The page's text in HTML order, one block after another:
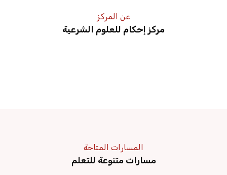
عن المركز
مركز إحكام للعلوم الشرعية
المسارات المتاحة
مسارات متنوعة للتعلم